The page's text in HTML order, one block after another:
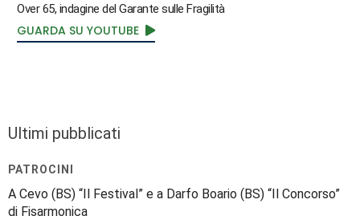
Over 65, indagine del Garante sulle Fragilità
GUARDA SU YOUTUBE
Ultimi pubblicati
PATROCINI
A Cevo (BS) “Il Festival” e a Darfo Boario (BS) “Il Concorso”
di Fisarmonica